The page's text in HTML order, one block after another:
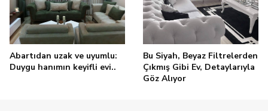
Abartıdan uzak ve uyumlu:
Duygu hanımın keyifli evi..
Bu Siyah, Beyaz Filtrelerden
Çıkmış Gibi Ev, Detaylarıyla
Göz Alıyor